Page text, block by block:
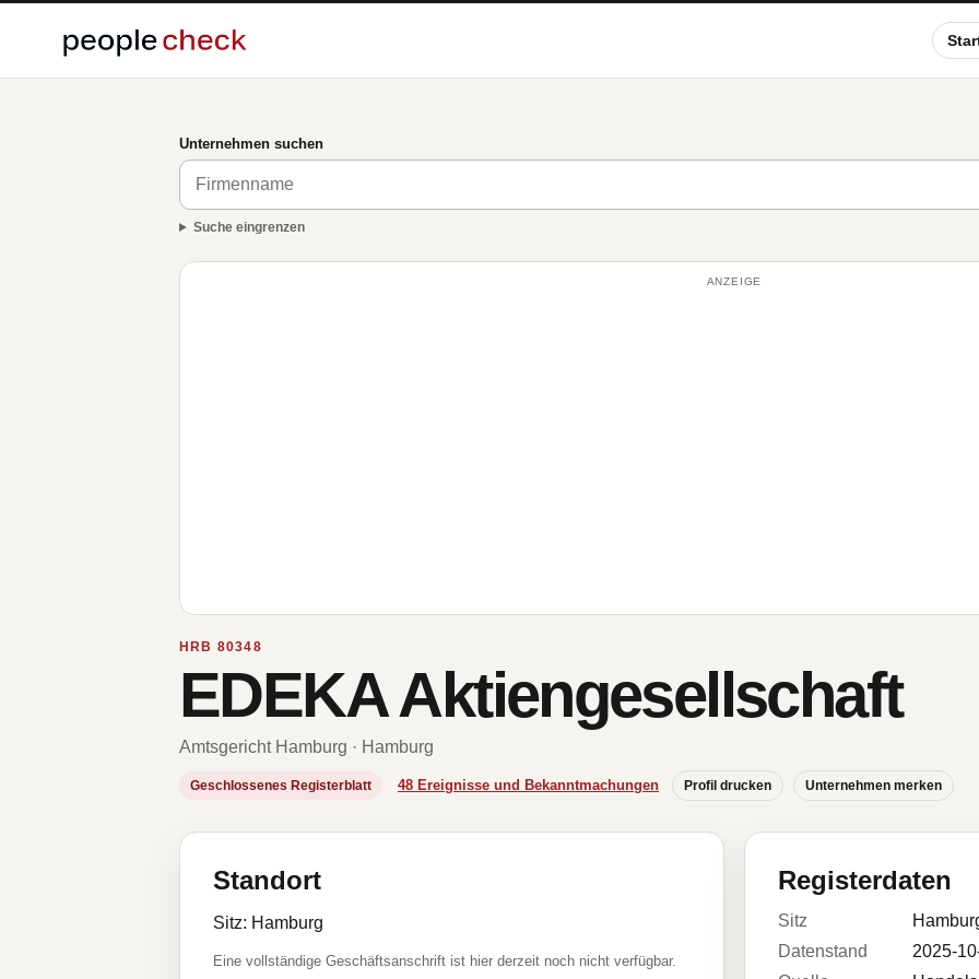
Unternehmen suchen
Suche eingrenzen
ANZEIGE
HRB 80348
EDEKA Aktiengesellschaft
Amtsgericht Hamburg · Hamburg
Geschlossenes Registerblatt 48 Ereignisse und Bekanntmachungen Profil drucken Unternehmen merken
Standort
Sitz: Hamburg
Eine vollständige Geschäftsanschrift ist hier derzeit noch nicht verfügbar.
Registerdaten
Sitz
Datenstand
2025-